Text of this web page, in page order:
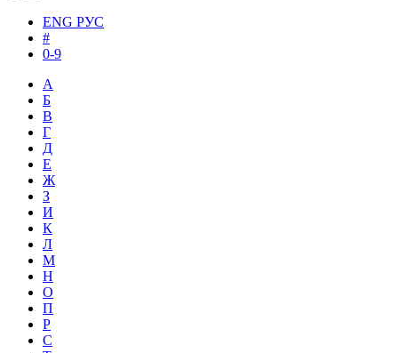
ENG РУС
#
0-9
А
Б
В
Г
Д
Е
Ж
З
И
К
Л
М
Н
О
П
Р
С